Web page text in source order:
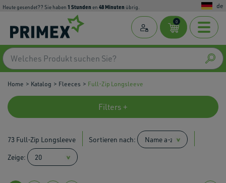
Heute gesendet?? Sie haben 1 Stunden en 48Minuten übrig. de
0
Home Katalog Fleeces Full-Zip Longsleeve
Filters +
73 Full-Zip Longsleeve Sortieren nach:
Zeige: